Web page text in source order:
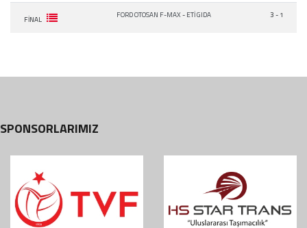
FİNAL FORD OTOSAN F-MAX- ETİ GIDA 3 - 1
SPONSORLARIMIZ